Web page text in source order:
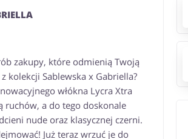
zakupy, które odmienią Twoją
kolekcji Sablewska x Gabriella?
włókna Lycra Xtra
ruchów, a do tego doskonale
nude oraz klasycznej czerni.
Już teraz wrzuć je do